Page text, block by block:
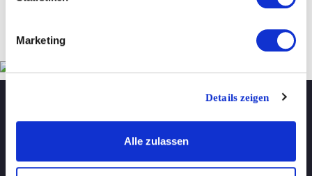
Marketing
Details zeigen
Alle zulassen
Alle genannten Preise sind inkl. MwSt.
und unkompliziert